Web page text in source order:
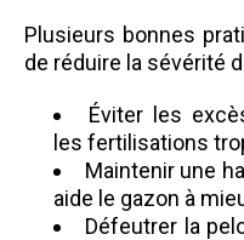
Plusieurs bonnes
de réduire la sévérité
Éviter les
les fertilisations
Maintenir une
aide le gazon à
Défeutrer la